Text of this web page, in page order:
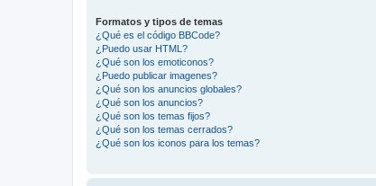
Formatos y tipos de temas
¿Qué es el código BBCode?
¿Puedo usar HTML?
¿Qué son los emoticonos?
¿Puedo publicar imagenes?
¿Qué son los anuncios globales?
¿Qué son los anuncios?
¿Qué son los temas fijos?
¿Qué son los temas cerrados?
¿Qué son los iconos para los temas?